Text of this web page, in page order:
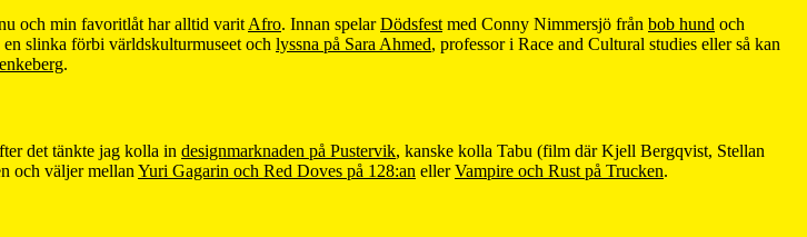
och min favoritlåt har alltid varit Afro. Innan spelarDödsfest med Conny Nimmersjö från bob hund och
slinka förbi världskulturmuseet och lyssna på Sara Ahmed, professor i Race and Cultural studies eller så kan
.
det tänkte jag kolla in designmarknaden på Pustervik, kanske kolla Tabu (film där Kjell Bergqvist, Stellan
och väljer mellan Yuri Gagarin och Red Doves på 128:an ellerVampire och Rust på Trucken.